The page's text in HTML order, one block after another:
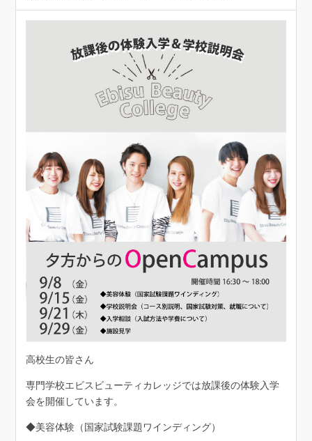
高校生の皆さん
専門学校エビスビューティカレッジでは放課後の体験入学
会を開催しています。
◆美容体験（国家試験課題ワインディング）